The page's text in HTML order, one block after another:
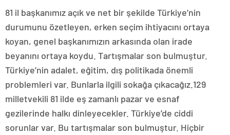
81 il başkanımız açık ve net bir şekilde Türkiye’nin
durumunu özetleyen, erken seçim ihtiyacını ortaya
koyan, genel başkanımızın arkasında olan irade
beyanını ortaya koydu. Tartışmalar son bulmuştur.
Türkiye’nin adalet, eğitim, dış politikada önemli
problemleri var. Bunlarla ilgili sokağa çıkacağız.129
milletvekili 81 ilde eş zamanlı pazar ve esnaf
gezilerinde halkı dinleyecekler. Türkiye’de ciddi
sorunlar var. Bu tartışmalar son bulmuştur. Hiçbir